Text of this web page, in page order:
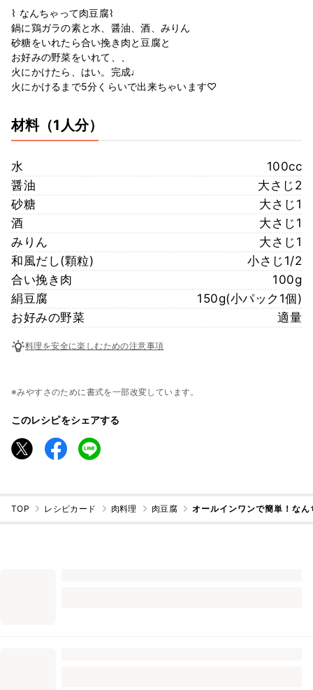
⌇ なんちゃって肉豆腐⌇
鍋に鶏ガラの素と水、醤油、酒、みりん
砂糖をいれたら合い挽き肉と豆腐と
お好みの野菜をいれて、、
火にかけたら、はい。完成♩
火にかけるまで5分くらいで出来ちゃいます♡
材料（1人分）
水
100cc
醤油
大さじ2
砂糖
大さじ1
酒
大さじ1
みりん
大さじ1
和風だし(顆粒)
小さじ1/2
合い挽き肉
100g
絹豆腐
150g(小パック1個)
お好みの野菜
適量
料理を安全に楽しむための注意事項
※みやすさのために書式を一部改変しています。
このレシピをシェアする
TOP レシピカード 肉料理 肉豆腐 オールインワンで簡単！な